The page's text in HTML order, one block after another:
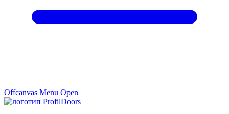
Offcanvas Menu Open